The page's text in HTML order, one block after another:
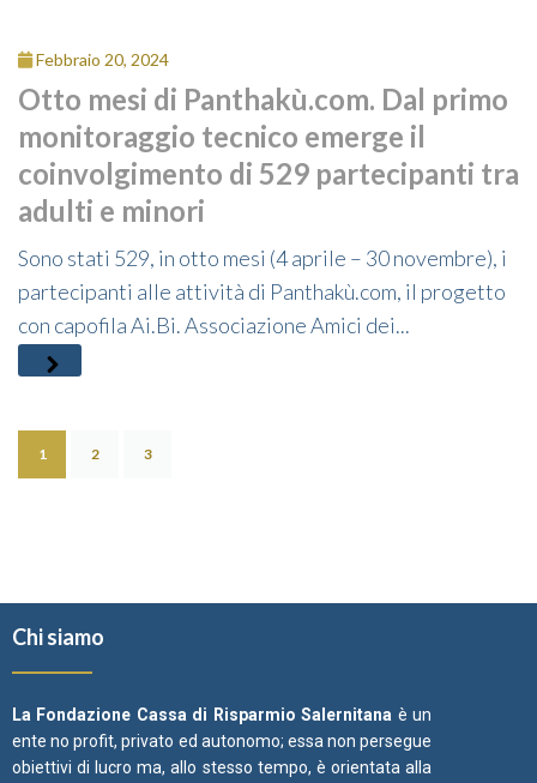
Febbraio 20, 2024
Otto mesi di Panthakù.com. Dal primo
monitoraggio tecnico emerge il
coinvolgimento di 529 partecipanti tra
adulti e minori
Sono stati 529, in otto mesi (4 aprile – 30 novembre), i
partecipanti alle attività di Panthakù.com, il progetto
con capofila Ai.Bi. Associazione Amici dei...
1 2 3
Chi siamo
La Fondazione Cassa di Risparmio Salernitana è un
ente no profit, privato ed autonomo; essa non persegue
obiettivi di lucro ma, allo stesso tempo, è orientata alla